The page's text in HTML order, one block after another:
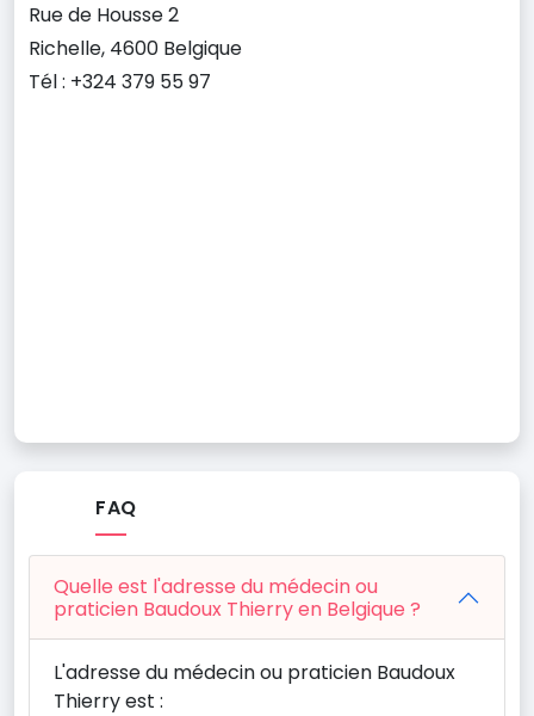
Rue de Housse 2
Richelle, 4600 Belgique
Tél : +324 379 55 97
FAQ
Quelle est l'adresse du médecin ou
praticien Baudoux Thierry en Belgique ?
L'adresse du médecin ou praticien Baudoux
Thierry est :